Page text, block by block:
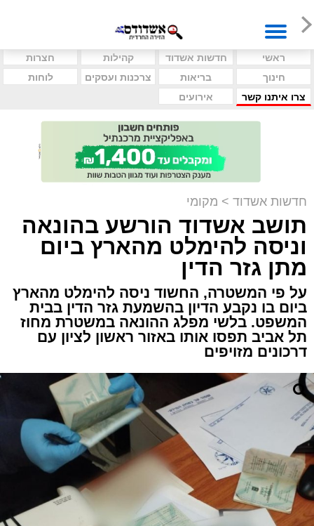
ראשי חדשות אשדוד קהילות
חצרות
חינוך
בריאות צרכנות ועסקים
לוחות
צרו איתנו קשר
אירועים
חדשות אשדוד > מקומי
תושב אשדוד הורשע בהונאה
וניסה להימלט מהארץ ביום
מתן גזר הדין
על פי המשטרה, החשוד ניסה להימלט מהארץ
ביום בו נקבע הדיון בהשמעת גזר הדין בבית
המשפט. בלשי מפלג ההונאה במשטרת מחוז
תל אביב תפסו אותו באזור ראשון לציון עם
דרכונים מזויפים